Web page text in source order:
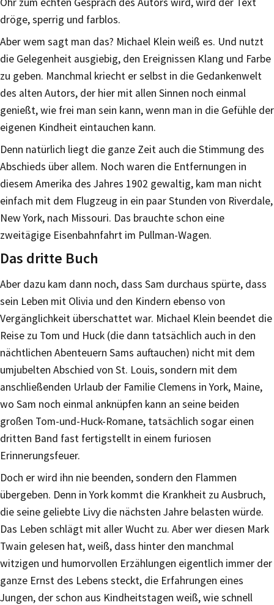
dröge, sperrig und farblos.
Aber wem sagt man das? Michael Klein weiß es. Und nutzt
die Gelegenheit ausgiebig, den Ereignissen Klang und Farbe
zu geben. Manchmal kriecht er selbst in die Gedankenwelt
des alten Autors, der hier mit allen Sinnen noch einmal
genießt, wie frei man sein kann, wenn man in die Gefühle der
eigenen Kindheit eintauchen kann.
Denn natürlich liegt die ganze Zeit auch die Stimmung des
Abschieds über allem. Noch waren die Entfernungen in
diesem Amerika des Jahres 1902 gewaltig, kam man nicht
einfach mit dem Flugzeug in ein paar Stunden von Riverdale,
New York, nach Missouri. Das brauchte schon eine
zweitägige Eisenbahnfahrt im Pullman-Wagen.
Das dritte Buch
Aber dazu kam dann noch, dass Sam durchaus spürte, dass
sein Leben mit Olivia und den Kindern ebenso von
Vergänglichkeit überschattet war. Michael Klein beendet die
Reise zu Tom und Huck (die dann tatsächlich auch in den
nächtlichen Abenteuern Sams auftauchen) nicht mit dem
umjubelten Abschied von St. Louis, sondern mit dem
anschließenden Urlaub der Familie Clemens in York, Maine,
wo Sam noch einmal anknüpfen kann an seine beiden
großen Tom-und-Huck-Romane, tatsächlich sogar einen
dritten Band fast fertigstellt in einem furiosen
Erinnerungsfeuer.
Doch er wird ihn nie beenden, sondern den Flammen
übergeben. Denn in York kommt die Krankheit zu Ausbruch,
die seine geliebte Livy die nächsten Jahre belasten würde.
Das Leben schlägt mit aller Wucht zu. Aber wer diesen Mark
Twain gelesen hat, weiß, dass hinter den manchmal
witzigen und humorvollen Erzählungen eigentlich immer der
ganze Ernst des Lebens steckt, die Erfahrungen eines
Jungen, der schon aus Kindheitstagen weiß, wie schnell